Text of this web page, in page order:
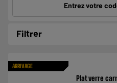
Entrez votre
Filtrer
ARRIVAGE
Plat verre